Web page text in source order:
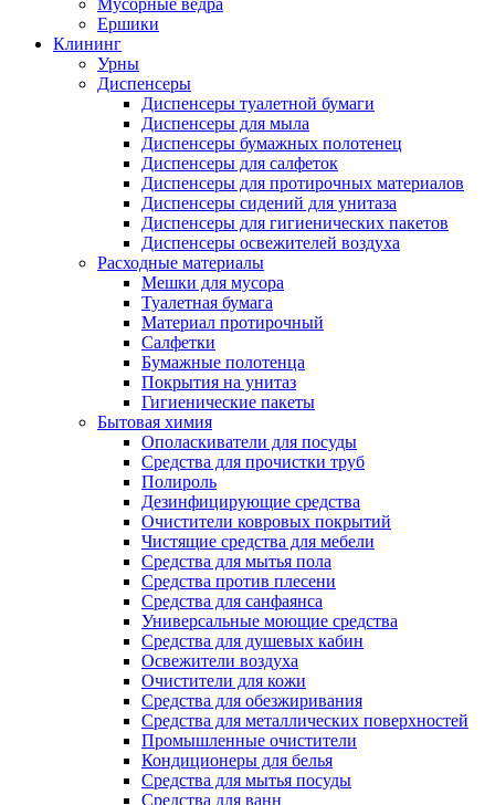
Мусорные ведра
Ершики
Клининг
Урны
Диспенсеры
Диспенсеры туалетной бумаги
Диспенсеры для мыла
Диспенсеры бумажных полотенец
Диспенсеры для салфеток
Диспенсеры для протирочных материалов
Диспенсеры сидений для унитаза
Диспенсеры для гигиенических пакетов
Диспенсеры освежителей воздуха
Расходные материалы
Мешки для мусора
Туалетная бумага
Материал протирочный
Салфетки
Бумажные полотенца
Покрытия на унитаз
Гигиенические пакеты
Бытовая химия
Ополаскиватели для посуды
Средства для прочистки труб
Полироль
Дезинфицирующие средства
Очистители ковровых покрытий
Чистящие средства для мебели
Средства для мытья пола
Средства против плесени
Средства для санфаянса
Универсальные моющие средства
Средства для душевых кабин
Освежители воздуха
Очистители для кожи
Средства для обезжиривания
Средства для металлических поверхностей
Промышленные очистители
Кондиционеры для белья
Средства для мытья посуды
Средства для ванн